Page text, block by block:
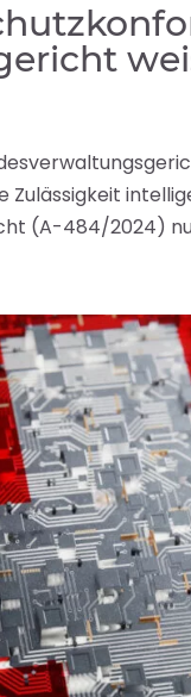
Zulässigkeit
(A-484/2024)